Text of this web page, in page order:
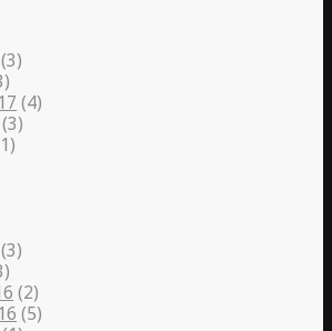
(3)
(4)
(3)
(3)
(2)
(5)